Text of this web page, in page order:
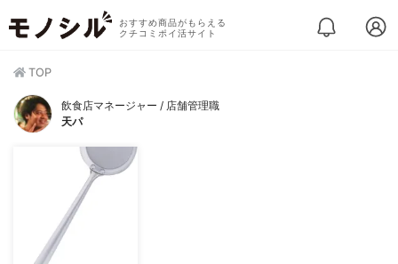
おすすめ商品がもらえる
クチコミポイ活サイト
TOP
飲食店マネージャー / 店舗管理職
天パ